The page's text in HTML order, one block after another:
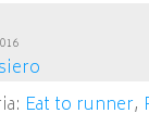
Eat to runner,